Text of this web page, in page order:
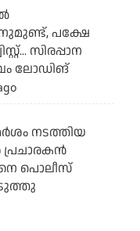
പക്ഷേ
സിരപ്പാന
ലോഡിങ്
നടത്തിയ
പൊലീസ്